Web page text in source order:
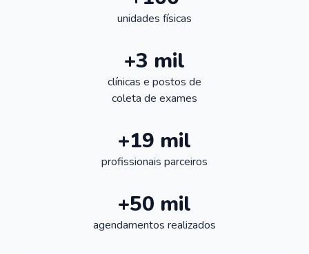
unidades físicas
+3 mil
clínicas e postos de
coleta de exames
+19 mil
profissionais parceiros
+50 mil
agendamentos realizados